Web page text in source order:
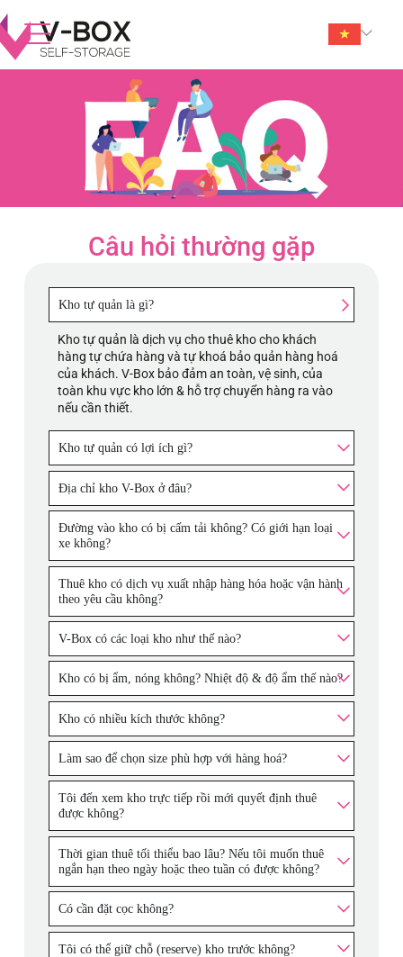
Câu hỏi thường gặp
Kho tự quản là gì?
Kho tự quản là dịch vụ cho thuê kho cho khách
hàng tự chứa hàng và tự khoá bảo quản hàng hoá
của khách. V-Box bảo đảm an toàn, vệ sinh, của
toàn khu vực kho lớn & hỗ trợ chuyển hàng ra vào
nếu cần thiết.
Kho tự quản có lợi ích gì?
Địa chỉ kho V-Box ở đâu?
Đường vào kho có bị cấm tải không? Có giới hạn loại
xe không?
Thuê kho có dịch vụ xuất nhập hàng hóa hoặc vận hành
theo yêu cầu không?
V-Box có các loại kho như thế nào?
Kho có bị ẩm, nóng không? Nhiệt độ & độ ẩm thế nào?
Kho có nhiều kích thước không?
Làm sao để chọn size phù hợp với hàng hoá?
Tôi đến xem kho trực tiếp rồi mới quyết định thuê
được không?
Thời gian thuê tối thiểu bao lâu? Nếu tôi muốn thuê
ngắn hạn theo ngày hoặc theo tuần có được không?
Có cần đặt cọc không?
Tôi có thể giữ chỗ (reserve) kho trước không?